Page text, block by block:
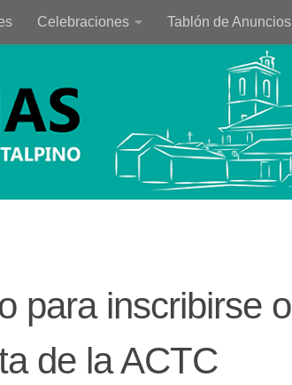
Celebraciones Tablón de Anuncios
para inscribirse o
de la ACTC